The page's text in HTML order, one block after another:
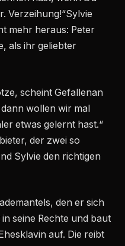
Verzeihung!“Sylvie
mehr heraus: Peter
als ihr geliebter
scheint Gefallenan
wollen wir mal
etwas gelernt hast.“
der zwei so
Sylvie den richtigen
den er sich
seine Rechte und baut
auf. Die reibt